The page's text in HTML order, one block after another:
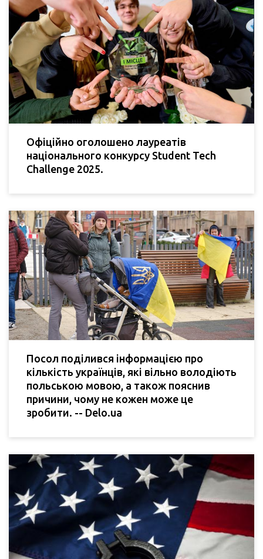
Офіційно оголошено лауреатів
національного конкурсу Student Tech
Challenge 2025.
Посол поділився інформацією про
кількість українців, які вільно володіють
польською мовою, а також пояснив
причини, чому не кожен може це
зробити. -- Delo.ua